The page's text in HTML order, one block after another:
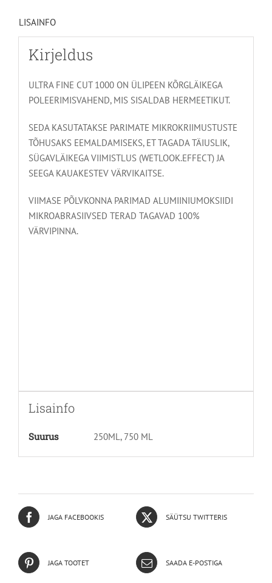
LISAINFO
Kirjeldus
ULTRA FINE CUT 1000 ON ÜLIPEEN KÕRGLÄIKEGA
POLEERIMISVAHEND, MIS SISALDAB HERMEETIKUT.
SEDA KASUTATAKSE PARIMATE MIKROKRIIMUSTUSTE
TÕHUSAKS EEMALDAMISEKS, ET TAGADA TÄIUSLIK,
SÜGAVLÄIKEGA VIIMISTLUS (WETLOOK.EFFECT) JA
SEEGA KAUAKESTEV VÄRVIKAITSE.
VIIMASE PÕLVKONNA PARIMAD ALUMIINIUMOKSIIDI
MIKROABRASIIVSED TERAD TAGAVAD 100%
VÄRVIPINNA.
Lisainfo
Suurus 250ML, 750 ML
JAGA FACEBOOKIS SÄÜTSU TWITTERIS
JAGA TOOTET SAADA E-POSTIGA